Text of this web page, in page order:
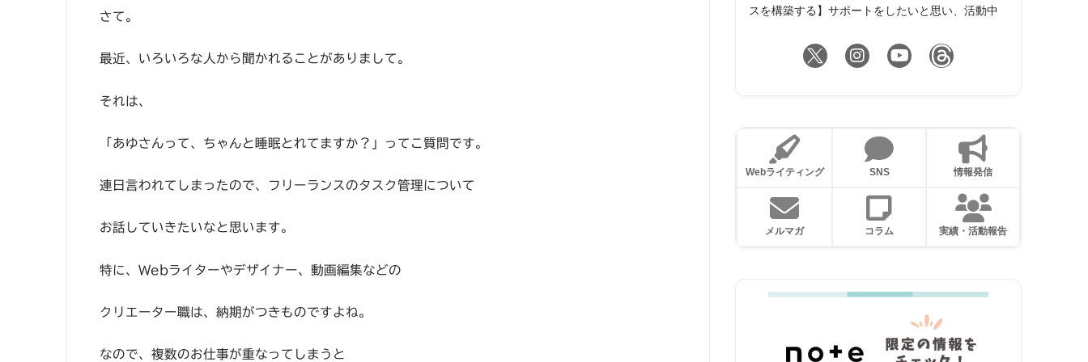
さて。
最近、いろいろな人から聞かれることがありまして。
それは、
「あゆさんって、ちゃんと睡眠とれてますか？」ってこ質問です。
連日言われてしまったので、フリーランスのタスク管理について
お話していきたいなと思います。
特に、Webライターやデザイナー、動画編集などの
クリエーター職は、納期がつきものですよね。
なので、複数のお仕事が重なってしまうと
スを構築する】サポートをしたいと思い、活動中
Webライティング SNS 情報発信
メルマガ コラム 実績・活動報告